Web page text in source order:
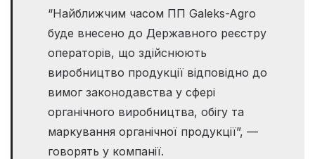
“Найближчим часом ПП Galeks-Agro
буде внесено до Державного реєстру
операторів, що здійснюють
виробництво продукції відповідно до
вимог законодавства у сфері
органічного виробництва, обігу та
маркування органічної продукції”, —
говорять у компанії.